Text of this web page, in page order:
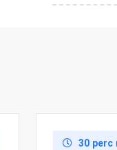
30 perc